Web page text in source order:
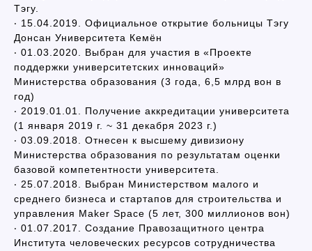
Тэгу.
‧ 15.04.2019. Официальное открытие больницы Тэгу
Донсан Университета Кемён
‧ 01.03.2020. Выбран для участия в «Проекте
поддержки университетских инноваций»
Министерства образования (3 года, 6,5 млрд вон в
год)
‧ 2019.01.01. Получение аккредитации университета
(1 января 2019 г. ~ 31 декабря 2023 г.)
‧ 03.09.2018. Отнесен к высшему дивизиону
Министерства образования по результатам оценки
базовой компетентности университета.
‧ 25.07.2018. Выбран Министерством малого и
среднего бизнеса и стартапов для строительства и
управления Maker Space (5 лет, 300 миллионов вон)
‧ 01.07.2017. Создание Правозащитного центра
Института человеческих ресурсов сотрудничества